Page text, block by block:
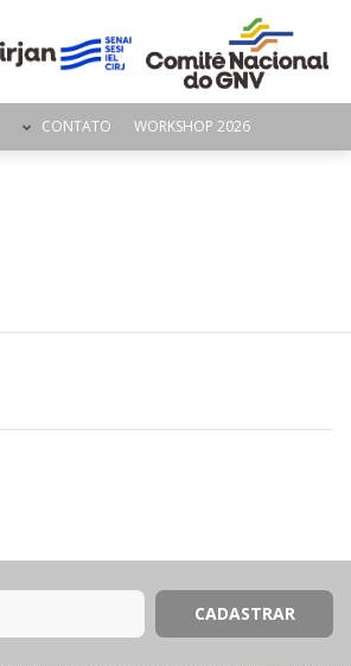
CONTATO WORKSHOP 2026